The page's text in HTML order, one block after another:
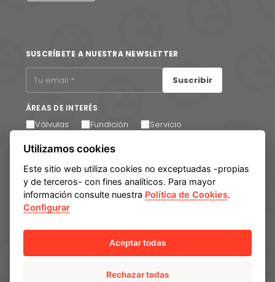
SUSCRÍBETE A NUESTRA NEWSLETTER
Suscribir
ÁREAS DE INTERÉS
Válvulas Fundición Servicio
Acepto recibir comunicaciones por correo electrónico.
través del enlace que encontrará en el pie de página de
nuestros correos electrónicos.
Sistema Interno de Información
Utilizamos cookies
Este sitio web utiliza cookies no exceptuadas -propias
y de terceros- con fines analíticos. Para mayor
información consulte nuestra Política de Cookies.
Configurar
Aceptar todas
Rechazar todas